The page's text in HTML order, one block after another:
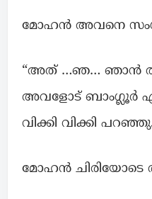
മോഹൻ അവനെ
“അത് …ഞ… ഞാൻ
അവളോട്‌ ബാംഗ്ലൂർ
വിക്കി വിക്കി
മോഹൻ ചിരിയോടെ